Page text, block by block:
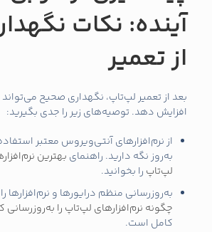
آینده: نکات
از تعمیر
بعد از تعمیر لپ‌تاپ، نگهداری صحیح
افزایش دهد. توصیه‌های زیر را جدی بگیرید:
از نرم‌افزارهای آنتی‌ویروس معتبر
به‌روز نگه دارید. راهنمای بهترین
لپ‌تاپ را بخوانید.
به‌روزرسانی منظم درایورها و نرم‌افزارها
چگونه نرم‌افزارهای لپ‌تاپ را به‌روزرسانی
کامل است.